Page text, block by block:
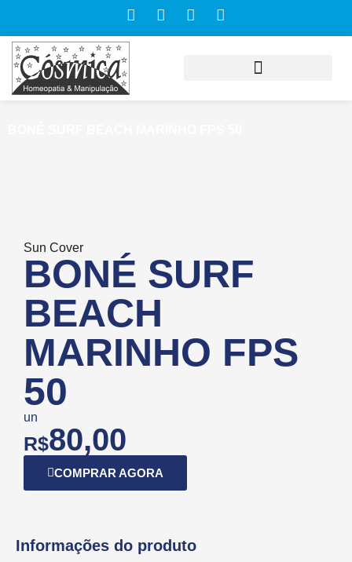
Sun Cover
BONÉ SURF
BEACH
MARINHO FPS
50
un
R$80,00
COMPRAR AGORA
Informações do produto